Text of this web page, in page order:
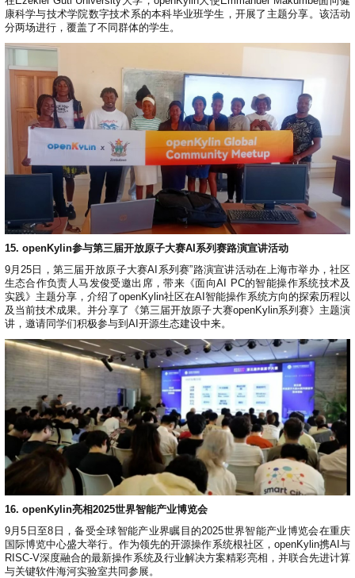
康科学与技术学院数字技术系的本科毕业班学生，开展了主题分享。该活动
分两场进行，覆盖了不同群体的学生。
15. openKylin参与第三届开放原子大赛AI系列赛路演宣讲活动
9月25日，第三届开放原子大赛AI系列赛”路演宣讲活动在上海市举办，社区
生态合作负责人马发俊受邀出席，带来《面向AI PC的智能操作系统技术及
实践》主题分享，介绍了openKylin社区在AI智能操作系统方向的探索历程以
及当前技术成果。并分享了《第三届开放原子大赛openKylin系列赛》主题演
讲，邀请同学们积极参与到AI开源生态建设中来。
16. openKylin亮相2025世界智能产业博览会
9月5日至8日，备受全球智能产业界瞩目的2025世界智能产业博览会在重庆
国际博览中心盛大举行。作为领先的开源操作系统根社区，openKylin携AI与
RISC-V深度融合的最新操作系统及行业解决方案精彩亮相，并联合先进计算
与关键软件海河实验室共同参展。